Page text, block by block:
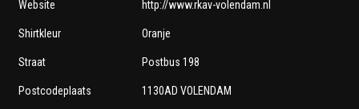
Website http://www.rkav-volendam.nl
Shirtkleur Oranje
Straat Postbus 198
Postcodeplaats 1130AD VOLENDAM